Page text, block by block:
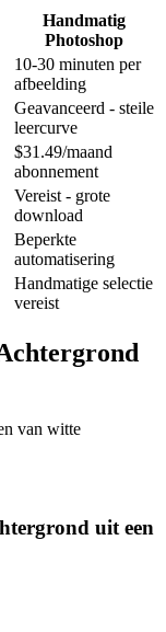
Handmatig
Photoshop
10-30 minuten per
afbeelding
Geavanceerd - steile
leercurve
$31.49/maand
abonnement
Vereist - grote
download
Beperkte
automatisering
Handmatige selectie
vereist
van witte
uit een